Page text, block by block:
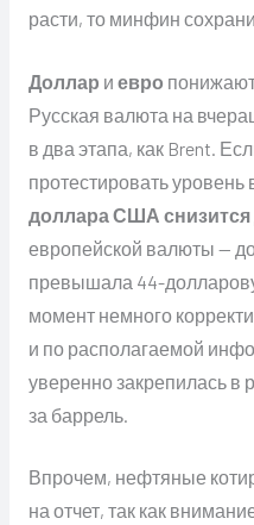
расти, то минфин
Доллар и евро
Русская валюта на
в два этапа, как Brent.
протестировать уровень
доллара США снизится
европейской валюты —
превышала 44-
момент немного
и по располагаемой
уверенно закрепилась в
за баррель.
Впрочем, нефтяные
на отчет, так как